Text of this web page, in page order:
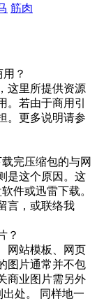
筋肉
？
这里所提供资源
。若由于商用引
。更多说明请参
完压缩包的与网
是这个原因。这
件或迅雷下载。
言，或联络我
？
网站模板、网页
图片通常并不包
商业图片需另外
处。 同样地一